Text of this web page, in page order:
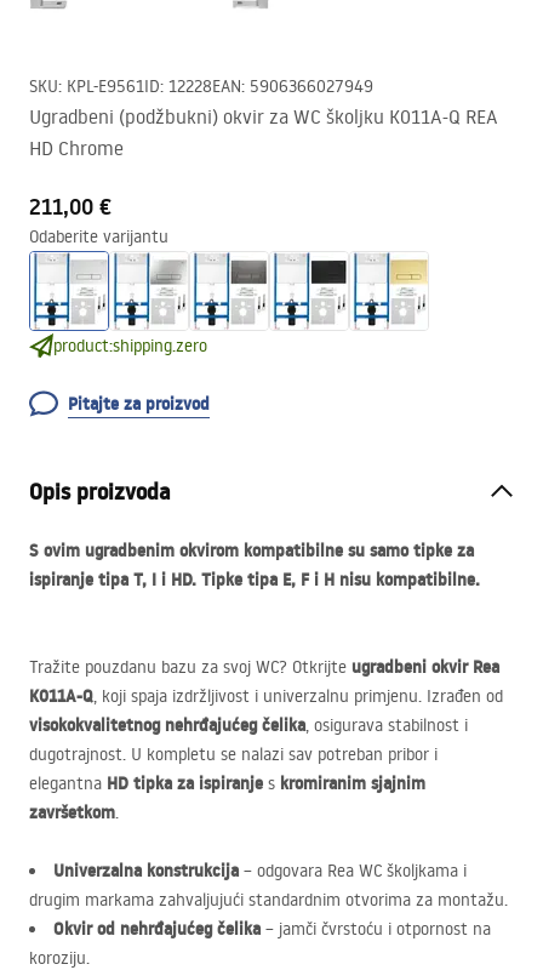
SKU: KPL-E9561ID: 12228EAN: 5906366027949
Ugradbeni (podžbukni) okvir za WC školjku K011A-Q REA
HD Chrome
211,00 €
Odaberite varijantu
product:shipping.zero
Pitajte za proizvod
Opis proizvoda
S ovim ugradbenim okvirom kompatibilne su samo tipke za
ispiranje tipa T, I i HD. Tipke tipa E, F i H nisu kompatibilne.
Tražite pouzdanu bazu za svoj WC? Otkrijte ugradbeni okvir Rea
K011A-Q, koji spaja izdržljivost i univerzalnu primjenu. Izrađen od
visokokvalitetnog nehrđajućeg čelika, osigurava stabilnost i
dugotrajnost. U kompletu se nalazi sav potreban pribor i
elegantna HD tipka za ispiranje s kromiranim sjajnim
završetkom.
Univerzalna konstrukcija – odgovara Rea WC školjkama i
drugim markama zahvaljujući standardnim otvorima za montažu.
Okvir od nehrđajućeg čelika – jamči čvrstoću i otpornost na
koroziju.